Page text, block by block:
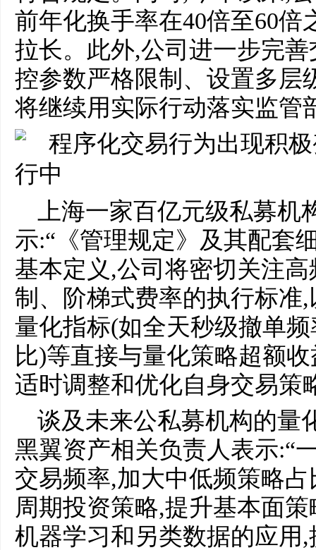
前年化换手率在40倍至60
拉长。此外,公司进一步完
控参数严格限制、设置多层
将继续用实际行动落实监管
上海一家百亿元级私募
示:“《管理规定》及其配套
基本定义,公司将密切关注
制、阶梯式费率的执行标准
量化指标(如全天秒级撤单
比)等直接与量化策略超额
适时调整和优化自身交易策
谈及未来公私募机构的量
黑翼资产相关负责人表示:“
交易频率,加大中低频策略
周期投资策略,提升基本面
机器学习和另类数据的应用